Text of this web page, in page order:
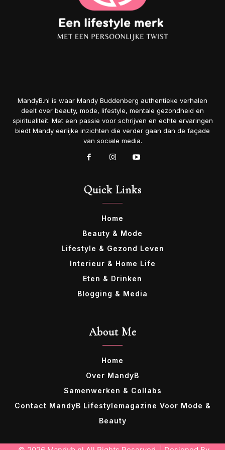
MandyB.nl is waar Mandy Buddenberg authentieke verhalen
deelt over beauty, mode, lifestyle, mentale gezondheid en
spiritualiteit. Met een passie voor schrijven en echte ervaringen
biedt Mandy eerlijke inzichten die verder gaan dan de façade
van sociale media.
Quick Links
Home
Beauty & Mode
Lifestyle & Gezond Leven
Interieur & Home Life
Eten & Drinken
Blogging & Media
About Me
Home
Over MandyB
Samenwerken & Collabs
Contact MandyB Lifestylemagazine Voor Mode &
Beauty